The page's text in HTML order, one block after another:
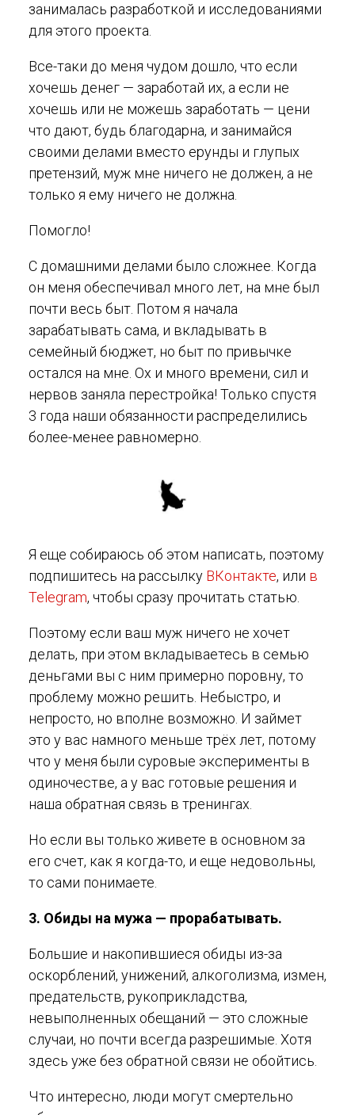
занималась разработкой и исследованиями
для этого проекта.
Все-таки до меня чудом дошло, что если
хочешь денег — заработай их, а если не
хочешь или не можешь заработать — цени
что дают, будь благодарна, и занимайся
своими делами вместо ерунды и глупых
претензий, муж мне ничего не должен, а не
только я ему ничего не должна.
Помогло!
С домашними делами было сложнее. Когда
он меня обеспечивал много лет, на мне был
почти весь быт. Потом я начала
зарабатывать сама, и вкладывать в
семейный бюджет, но быт по привычке
остался на мне. Ох и много времени, сил и
нервов заняла перестройка! Только спустя
3 года наши обязанности распределились
более-менее равномерно.
Я еще собираюсь об этом написать, поэтому
подпишитесь на рассылку ВКонтакте, или в
Telegram, чтобы сразу прочитать статью.
Поэтому если ваш муж ничего не хочет
делать, при этом вкладываетесь в семью
деньгами вы с ним примерно поровну, то
проблему можно решить. Небыстро, и
непросто, но вполне возможно. И займет
это у вас намного меньше трёх лет, потому
что у меня были суровые эксперименты в
одиночестве, а у вас готовые решения и
наша обратная связь в тренингах.
Но если вы только живете в основном за
его счет, как я когда-то, и еще недовольны,
то сами понимаете.
3. Обиды на мужа — прорабатывать.
Большие и накопившиеся обиды из-за
оскорблений, унижений, алкоголизма, измен,
предательств, рукоприкладства,
невыполненных обещаний — это сложные
случаи, но почти всегда разрешимые. Хотя
здесь уже без обратной связи не обойтись.
Что интересно, люди могут смертельно